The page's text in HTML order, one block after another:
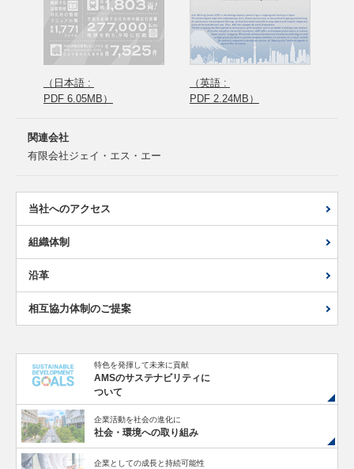
（日本語 :
PDF 6.05MB）
（英語 :
PDF 2.24MB）
関連会社
有限会社ジェイ・エス・エー
当社へのアクセス
組織体制
沿革
相互協力体制のご提案
特色を発揮して未来に貢献
AMSのサステナビリティに
ついて
企業活動を社会の進化に
社会・環境への取り組み
企業としての成長と持続可能性